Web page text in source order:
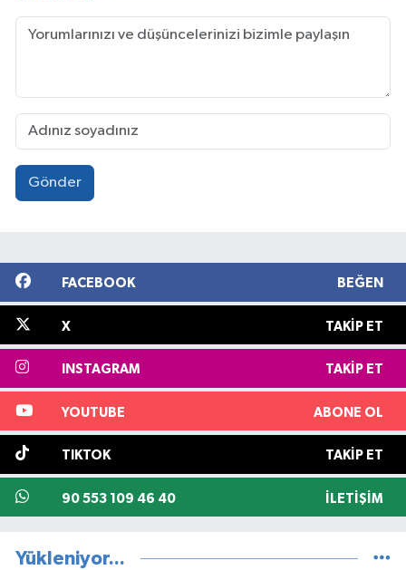
Gönder
FACEBOOK BEĞEN
X TAKIP ET
INSTAGRAM TAKIP ET
YOUTUBE ABONE OL
TIKTOK TAKIP ET
90 553 109 46 40 İLETIŞIM
Yükleniyor...